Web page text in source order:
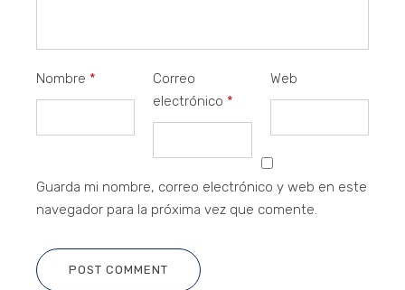
Nombre *
Correo
electrónico *
Web
Guarda mi nombre, correo electrónico y web en este
navegador para la próxima vez que comente.
POST COMMENT